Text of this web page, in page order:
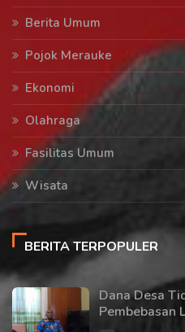
Berita Umum
Pojok Merauke
Ekonomi
Olahraga
Fasilitas Umum
Wisata
BERITA TERPOPULER
Dana Desa
Pembebasan